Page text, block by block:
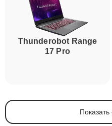
Thunderobot Range
17 Pro